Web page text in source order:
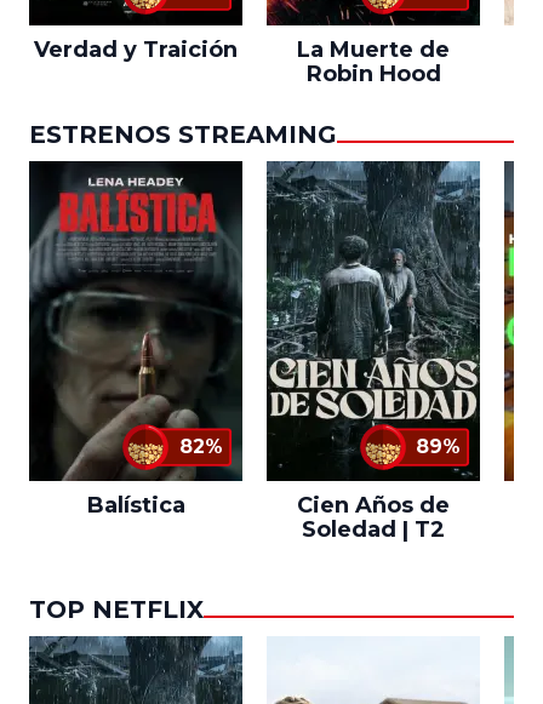
Verdad y Traición
La Muerte de
Robin Hood
ESTRENOS STREAMING
82%
Balística
89%
Cien Años de
Soledad | T2
TOP NETFLIX